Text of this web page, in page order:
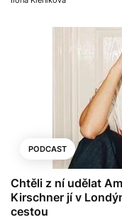
PODCAST
Chtěli z ní udělat
Kirschner jí v
cestou